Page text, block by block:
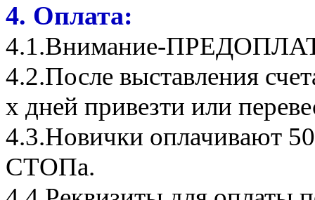
4. Оплата:
4.1.Внимание-
4.2.После выставления
х дней привезти или
4.3.Новички оплачивают
СТОПа.